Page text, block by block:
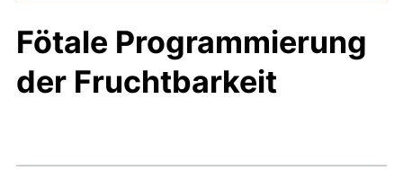
Fötale Programmierung
der Fruchtbarkeit